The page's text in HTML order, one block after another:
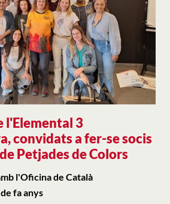
l'Elemental 3
convidats a fer-se socis
Petjades de Colors
l'Oficina de Català
fa anys